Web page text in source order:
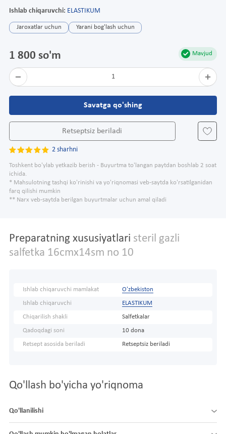
Ishlab chiqaruvchi: ELASTIKUM
Jaroxatlar uchun Yarani bog'lash uchun
Mavjud
1 800 so'm
1
Savatga qo'shing
Retseptsiz beriladi
2 sharhni
Toshkent bo'ylab yetkazib berish - Buyurtma to'langan paytdan boshlab 2 soat
ichida.
* Mahsulotning tashqi ko'rinishi va yo'riqnomasi veb-saytda ko'rsatilganidan
farq qilishi mumkin
** Narx veb-saytda berilgan buyurtmalar uchun amal qiladi
Preparatning xususiyatlari steril gazli
salfetka 16cmx14sm no 10
Ishlab chiqaruvchi mamlakat O'zbekiston
Ishlab chiqaruvchi ELASTIKUM
Chiqarilish shakli Salfetkalar
Qadoqdagi soni 10 dona
Retsept asosida beriladi Retseptsiz beriladi
Qo'llash bo'yicha yo'riqnoma
Qo'llanilishi